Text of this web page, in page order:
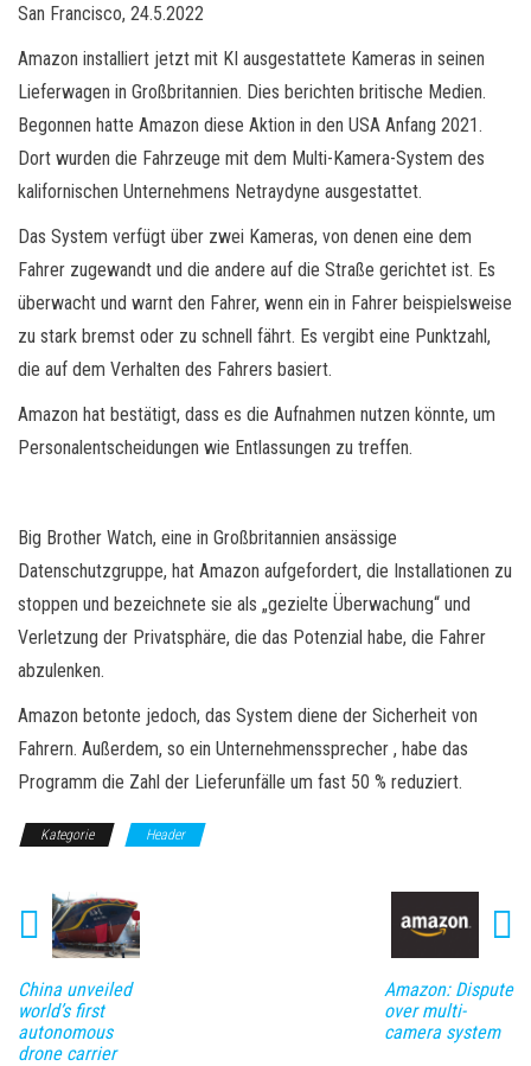
San Francisco, 24.5.2022
Amazon installiert jetzt mit KI ausgestattete Kameras in seinen
Lieferwagen in Großbritannien. Dies berichten britische Medien.
Begonnen hatte Amazon diese Aktion in den USA Anfang 2021.
Dort wurden die Fahrzeuge mit dem Multi-Kamera-System des
kalifornischen Unternehmens Netraydyne ausgestattet.
Das System verfügt über zwei Kameras, von denen eine dem
Fahrer zugewandt und die andere auf die Straße gerichtet ist. Es
überwacht und warnt den Fahrer, wenn ein in Fahrer beispielsweise
zu stark bremst oder zu schnell fährt. Es vergibt eine Punktzahl,
die auf dem Verhalten des Fahrers basiert.
Amazon hat bestätigt, dass es die Aufnahmen nutzen könnte, um
Personalentscheidungen wie Entlassungen zu treffen.
Big Brother Watch, eine in Großbritannien ansässige
Datenschutzgruppe, hat Amazon aufgefordert, die Installationen zu
stoppen und bezeichnete sie als „gezielte Überwachung“ und
Verletzung der Privatsphäre, die das Potenzial habe, die Fahrer
abzulenken.
Amazon betonte jedoch, das System diene der Sicherheit von
Fahrern. Außerdem, so ein Unternehmenssprecher , habe das
Programm die Zahl der Lieferunfälle um fast 50 % reduziert.
Kategorie Header
China unveiled
world’s first
autonomous
drone carrier
Amazon: Dispute
over multi-
camera system